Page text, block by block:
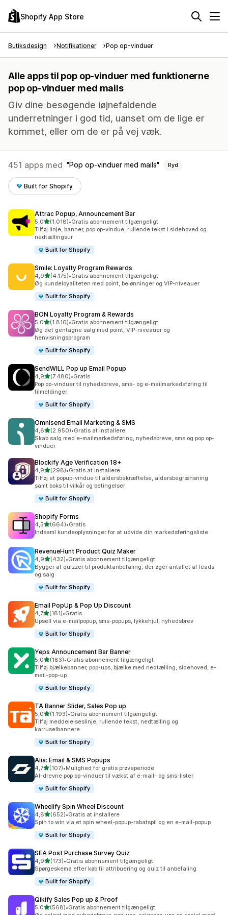
Shopify App Store
Butiksdesign Notifikationer Pop op-vinduer
Alle apps til pop op-vinduer med funktionerne
pop op-vinduer med mails
Giv dine besøgende iøjnefaldende
underretninger i god tid, uanset om de lige er
kommet, eller om de er på vej væk.
451 apps med Pop op-vinduer med mails Ryd
Built for Shopify
Attrac Popup, Announcement Bar
5,0ud af 5 stjerner
(1.018)
1018 anmeldelser i alt
•Gratis abonnement tilgængeligt
Tilføj linje, banner, pop op-vindue, rullende tekst i sidehoved og
nedtællingsur
Built for Shopify
Smile: Loyalty Program Rewards
4,9ud af 5 stjerner
(4.175)
4175 anmeldelser i alt
•Gratis abonnement tilgængeligt
Øg kundeloyaliteten med point, belønninger og VIP-niveauer
Built for Shopify
BON Loyalty Program & Rewards
5,0ud af 5 stjerner
(1.810)
1810 anmeldelser i alt
•Gratis abonnement tilgængeligt
Øg det gentagne salg med point, VIP-niveauer og
henvisningsprogram
Built for Shopify
SendWILL Pop up Email Popup
4,9ud af 5 stjerner
(7.480)
7480 anmeldelser i alt
•Gratis
Pop op-vinduer til nyhedsbreve, sms- og e-mailmarkedsføring til
tilmeldinger
Built for Shopify
Omnisend Email Marketing & SMS
4,8ud af 5 stjerner
(2.950)
2950 anmeldelser i alt
•Gratis at installere
Skab salg med e-mailmarkedsføring, nyhedsbreve, sms og pop op-
vinduer
Blockify Age Verification 18+
4,9ud af 5 stjerner
(298)
298 anmeldelser i alt
•Gratis at installere
Tilføj et popup-vindue til aldersbekræftelse, aldersbegrænsning
samt boks til vilkår og betingelser
Built for Shopify
Shopify Forms
4,5ud af 5 stjerner
(664)
664 anmeldelser i alt
•Gratis
Indsaml kundeoplysninger for at udvide din markedsføringsliste
RevenueHunt Product Quiz Maker
4,9ud af 5 stjerner
(432)
432 anmeldelser i alt
•Gratis abonnement tilgængeligt
Bygger af quizzer til produktanbefaling, der øger antallet af leads
og salg
Built for Shopify
Email PopUp & Pop Up Discount
4,7ud af 5 stjerner
(181)
181 anmeldelser i alt
•Gratis
Upsell via e-mailpopup, sms-popups, lykkehjul, nyhedsbrev
Built for Shopify
Yeps Announcement Bar Banner
5,0ud af 5 stjerner
(183)
183 anmeldelser i alt
•Gratis abonnement tilgængeligt
Tilføj bjælkebanner, pop-ups, bjælke med nedtælling, sidehoved, e-
mail-pop-up
Built for Shopify
TA Banner Slider, Sales Pop up
5,0ud af 5 stjerner
(1.193)
1193 anmeldelser i alt
•Gratis abonnement tilgængeligt
Tilføj meddelelseslinje, rullende tekst, nedtælling og
karruselbannere
Built for Shopify
Alia: Email & SMS Popups
4,7ud af 5 stjerner
(107)
107 anmeldelser i alt
•Mulighed for gratis prøveperiode
AI-drevne pop op-vinduer til vækst af e-mail- og sms-lister
Built for Shopify
Wheelify Spin Wheel Discount
4,8ud af 5 stjerner
(652)
652 anmeldelser i alt
•Gratis at installere
Spin to win via et spin wheel-popup-rabatspil og en e-mail-popup
Built for Shopify
SEA Post Purchase Survey Quiz
4,9ud af 5 stjerner
(173)
173 anmeldelser i alt
•Gratis abonnement tilgængeligt
Spørgeskema efter køb til attribuering og quiz til anbefaling
Built for Shopify
Qikify Sales Pop up & Proof
5,0ud af 5 stjerner
(568)
568 anmeldelser i alt
•Gratis abonnement tilgængeligt